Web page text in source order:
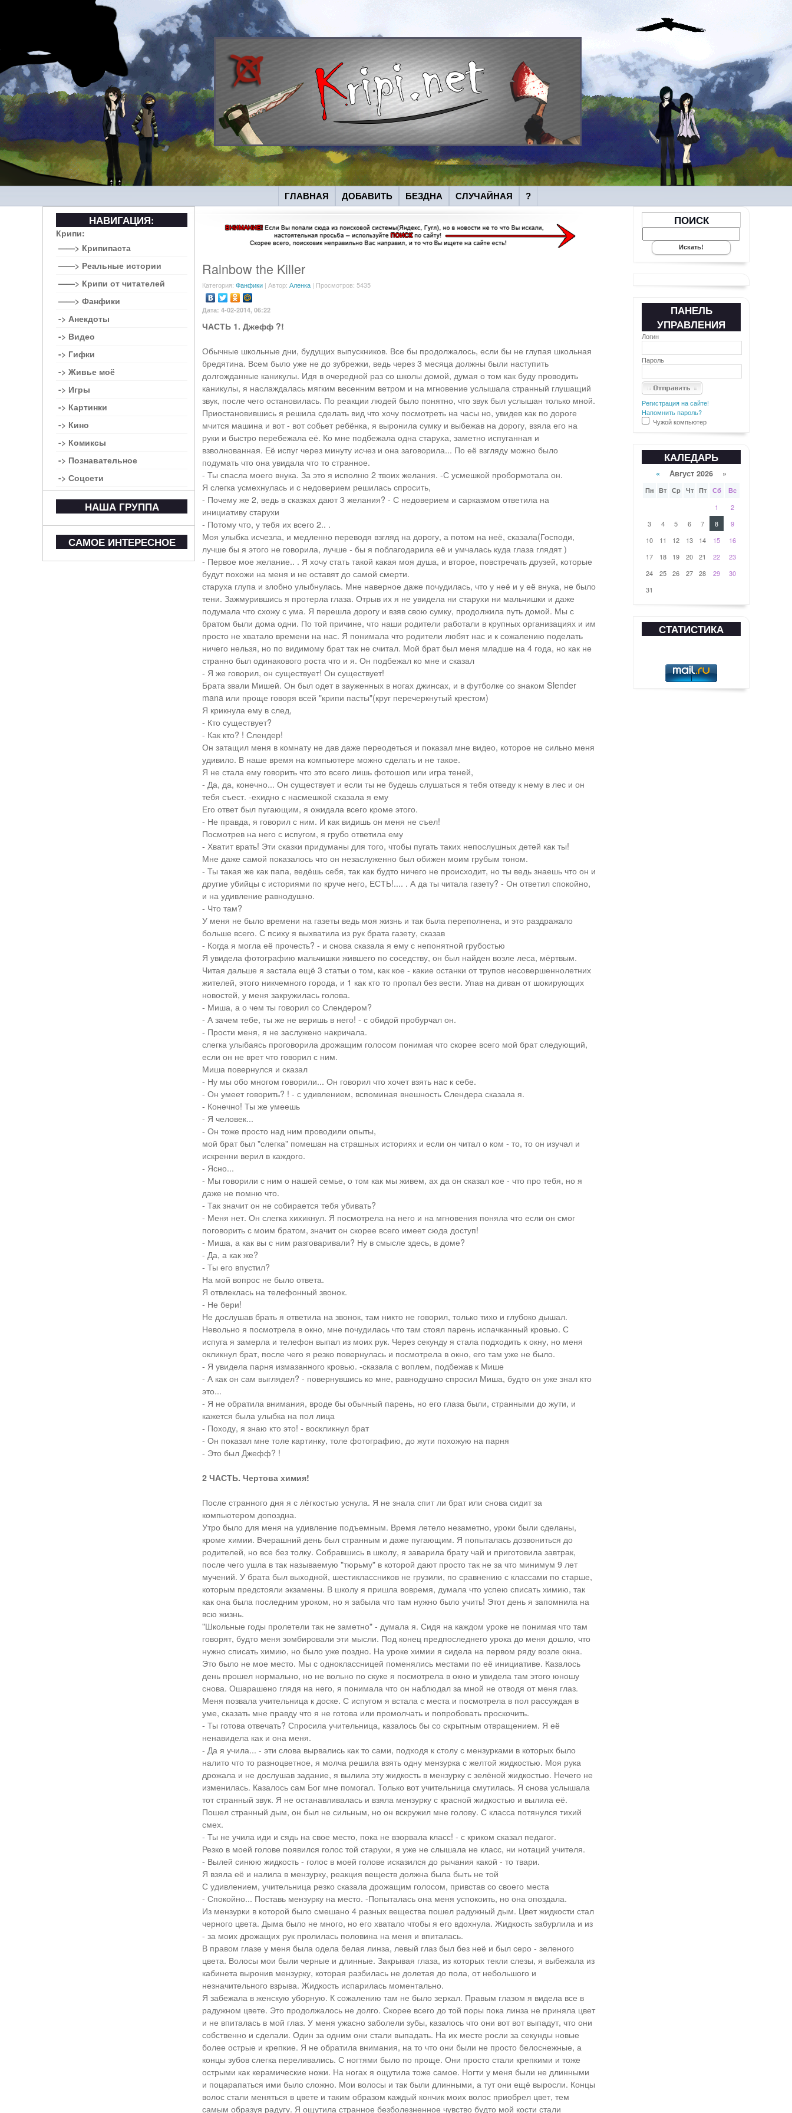
ГЛАВНАЯ ДОБАВИТЬ БЕЗДНА СЛУЧАЙНАЯ ?
Rainbow the Killer
Категория: Фанфики| Автор: Аленка| Просмотров: 5435
Дата: 4-02-2014, 06:22
ЧАСТЬ 1. Джефф ?!
Обычные школьные дни, будущих выпускников. Все бы продолжалось, если бы не глупая школьная
бредятина. Всем было уже не до зубрежки, ведь через 3 месяца должны были наступить
долгожданные каникулы. Идя в очередной раз со школы домой, думая о том как буду проводить
каникулы, я наслаждалась мягким весенним ветром и на мгновение услышала странный глушащий
звук, после чего остановилась. По реакции людей было понятно, что звук был услышан только мной.
Приостановившись я решила сделать вид что хочу посмотреть на часы но, увидев как по дороге
мчится машина и вот - вот собьет ребёнка, я выронила сумку и выбежав на дорогу, взяла его на
руки и быстро перебежала её. Ко мне подбежала одна старуха, заметно испуганная и
взволнованная. Её испуг через минуту исчез и она заговорила... По её взгляду можно было
подумать что она увидала что то странное.
- Ты спасла моего внука. За это я исполню 2 твоих желания. -С усмешкой пробормотала он.
Я слегка усмехнулась и с недоверием решилась спросить,
- Почему же 2, ведь в сказках дают 3 желания? - С недоверием и сарказмом ответила на
инициативу старухи
- Потому что, у тебя их всего 2.. .
Моя улыбка исчезла, и медленно переводя взгляд на дорогу, а потом на неё, сказала(Господи,
лучше бы я этого не говорила, лучше - бы я поблагодарила её и умчалась куда глаза глядят )
- Первое мое желание.. . Я хочу стать такой какая моя душа, и второе, повстречать друзей, которые
будут похожи на меня и не оставят до самой смерти.
старуха глупа и злобно улыбнулась. Мне наверное даже почудилась, что у неё и у её внука, не было
тени. Зажмурившись я протерла глаза. Отрыв их я не увидела ни старухи ни мальчишки и даже
подумала что схожу с ума. Я перешла дорогу и взяв свою сумку, продолжила путь домой. Мы с
братом были дома одни. По той причине, что наши родители работали в крупных организациях и им
просто не хватало времени на нас. Я понимала что родители любят нас и к сожалению поделать
ничего нельзя, но по видимому брат так не считал. Мой брат был меня младше на 4 года, но как не
странно был одинакового роста что и я. Он подбежал ко мне и сказал
- Я же говорил, он существует! Он существует!
Брата звали Мишей. Он был одет в зауженных в ногах джинсах, и в футболке со знаком Slender
mana или проще говоря всей "крипи пасты"(круг перечеркнутый крестом)
Я крикнула ему в след,
- Кто существует?
- Как кто? ! Слендер!
Он затащил меня в комнату не дав даже переодеться и показал мне видео, которое не сильно меня
удивило. В наше время на компьютере можно сделать и не такое.
Я не стала ему говорить что это всего лишь фотошоп или игра теней,
- Да, да, конечно... Он существует и если ты не будешь слушаться я тебя отведу к нему в лес и он
тебя съест. -ехидно с насмешкой сказала я ему
Его ответ был пугающим, я ожидала всего кроме этого.
- Не правда, я говорил с ним. И как видишь он меня не съел!
Посмотрев на него с испугом, я грубо ответила ему
- Хватит врать! Эти сказки придуманы для того, чтобы пугать таких непослушных детей как ты!
Мне даже самой показалось что он незаслуженно был обижен моим грубым тоном.
- Ты такая же как папа, ведёшь себя, так как будто ничего не происходит, но ты ведь знаешь что он и
другие убийцы с историями по круче него, ЕСТЬ!.... . А да ты читала газету? - Он ответил спокойно,
и на удивление равнодушно.
- Что там?
У меня не было времени на газеты ведь моя жизнь и так была переполнена, и это раздражало
больше всего. С психу я выхватила из рук брата газету, сказав
- Когда я могла её прочесть? - и снова сказала я ему с непонятной грубостью
Я увидела фотографию мальчишки жившего по соседству, он был найден возле леса, мёртвым.
Читая дальше я застала ещё 3 статьи о том, как кое - какие останки от трупов несовершеннолетних
жителей, этого никчемного города, и 1 как кто то пропал без вести. Упав на диван от шокирующих
новостей, у меня закружилась голова.
- Миша, а о чем ты говорил со Слендером?
- А зачем тебе, ты же не веришь в него! - с обидой пробурчал он.
- Прости меня, я не заслужено накричала.
слегка улыбаясь проговорила дрожащим голосом понимая что скорее всего мой брат следующий,
если он не врет что говорил с ним.
Миша повернулся и сказал
- Ну мы обо многом говорили... Он говорил что хочет взять нас к себе.
- Он умеет говорить? ! - с удивлением, вспоминая внешность Слендера сказала я.
- Конечно! Ты же умеешь
- Я человек...
- Он тоже просто над ним проводили опыты,
мой брат был "слегка" помешан на страшных историях и если он читал о ком - то, то он изучал и
искренни верил в каждого.
- Ясно...
- Мы говорили с ним о нашей семье, о том как мы живем, ах да он сказал кое - что про тебя, но я
даже не помню что.
- Так значит он не собирается тебя убивать?
- Меня нет. Он слегка хихикнул. Я посмотрела на него и на мгновения поняла что если он смог
поговорить с моим братом, значит он скорее всего имеет сюда доступ!
- Миша, а как вы с ним разговаривали? Ну в смысле здесь, в доме?
- Да, а как же?
- Ты его впустил?
На мой вопрос не было ответа.
Я отвлеклась на телефонный звонок.
- Не бери!
Не дослушав брать я ответила на звонок, там никто не говорил, только тихо и глубоко дышал.
Невольно я посмотрела в окно, мне почудилась что там стоял парень испачканный кровью. С
испуга я замерла и телефон выпал из моих рук. Через секунду я стала подходить к окну, но меня
окликнул брат, после чего я резко повернулась и посмотрела в окно, его там уже не было.
- Я увидела парня измазанного кровью. -сказала с воплем, подбежав к Мише
- А как он сам выглядел? - повернувш­ись ко мне, равнодушно спросил Миша, будто он уже знал кто
это...
- Я не обратила внимания, вроде бы обычный парень, но его глаза были, странными до жути, и
кажется была улыбка на пол лица
- Походу, я знаю кто это! - воскликнул брат
- Он показал мне толе картинку, толе фотографию, до жути похожую на парня
- Это был Джефф? !
2 ЧАСТЬ. Чертова химия!
После странного дня я с лёгкостью уснула. Я не знала спит ли брат или снова сидит за
компьютером допоздна.
Утро было для меня на удивление подъемным. Время летело незаметно, уроки были сделаны,
кроме химии. Вчерашний день был странным и даже пугающим. Я попыталась дозвониться до
родителей, но все без толку. Собравшись в школу, я заварила брату чай и приготовила завтрак,
после чего ушла в так называемую "тюрьму" в которой дают просто так не за что минимум 9 лет
мучений. У брата был выходной, шестиклассников не грузили, по сравнению с классами по старше,
которым предстояли экзамены. В школу я пришла вовремя, думала что успею списать химию, так
как она была последним уроком, но я забыла что там нужно было учить! Этот день я запомнила на
всю жизнь.
"Школьные годы пролетели так не заметно" - думала я. Сидя на каждом уроке не понимая что там
говорят, будто меня зомбировали эти мысли. Под конец предпоследнего урока до меня дошло, что
нужно списать химию, но было уже поздно. На уроке химии я сидела на первом ряду возле окна.
Это было не мое место. Мы с одноклассницей поменялись местами по её инициативе. Казалось
день прошел нормально, но не вольно по скуке я посмотрела в окно и увидела там этого юношу
снова. Ошарашено глядя на него, я понимала что он наблюдал за мной не отводя от меня глаз.
Меня позвала учительница к доске. С испугом я встала с места и посмотрела в пол рассуждая в
уме, сказать мне правду что я не готова или промолчать и попробовать проскочить.
- Ты готова отвечать? Спросила учительница, казалось бы со скрытным отвращением. Я её
ненавидела как и она меня.
- Да я учила... - эти слова вырвались как то сами, подходя к столу с мензурками в которых было
налито что то разноцветное, я молча решила взять одну мензурка с желтой жидкостью. Моя рука
дрожала и не дослушав задание, я вылила эту жидкость в мензурку с зелёной жидкостью. Нечего не
изменилась. Казалось сам Бог мне помогал. Только вот учительница смутилась. Я снова услышала
тот странный звук. Я не останавливалась и взяла мензурку с красной жидкостью и вылила её.
Пошел странный дым, он был не сильным, но он вскружил мне голову. С класса потянулся тихий
смех.
- Ты не учила иди и сядь на свое место, пока не взорвала класс! - с криком сказал педагог.
Резко в моей голове появился голос той старухи, я уже не слышала не класс, ни нотаций учителя.
- Вылей синюю жидкость - голос в моей голове исказился до рычания какой - то твари.
Я взяла её и налила в мензурку, реакция веществ должна была быть не той
С удивлением, учительница резко сказала дрожащим голосом, привстав со своего места
- Спокойно... Поставь мензурку на место. -Попыталась она меня успокоить, но она опоздала.
Из мензурки в которой было смешано 4 разных вещества пошел радужный дым. Цвет жидкости стал
черного цвета. Дыма было не много, но его хватало чтобы я его вдохнула. Жидкость забурлила и из
- за моих дрожащих рук пролилась половина на меня и впиталась.
В правом глазе у меня была одела белая линза, левый глаз был без неё и был серо - зеленого
цвета. Волосы мои были черные и длинные. Закрывая глаза, из которых текли слезы, я выбежала из
кабинета выронив мензурку, которая разбилась не долетая до пола, от небольшого и
незначительного взрыва. Жидкость испарилась моментально.
Я забежала в женскую уборную. К сожалению там не было зеркал. Правым глазом я видела все в
радужном цвете. Это продолжалось не долго. Скорее всего до той поры пока линза не приняла цвет
и не впиталась в мой глаз. У меня ужасно заболели зубы, казалось что они вот вот выпадут, что они
собственно и сделали. Один за одним они стали выпадать. На их месте росли за секунды новые
более острые и крепкие. Я не обратила внимания, на то что они были не просто белоснежные, а
концы зубов слегка переливались. С ногтями было по проще. Они просто стали крепкими и тоже
острыми как керамические ножи. На ногах я ощутила тоже самое. Ногти у меня были не длинными
и поцарапаться ими было сложно. Мои волосы и так были длинными, а тут они ещё выросли. Концы
волос стали меняться в цвете и таким образом каждый кончик моих волос приобрел цвет, тем
самым образуя радугу. Я ощутила странное безболезненное чувство будто мой кости стали
НАВИГАЦИЯ:
Крипи:
——> Крипипаста
——> Реальные истории
——> Крипи от читателей
——> Фанфики
-> Анекдоты
-> Видео
-> Гифки
-> Живье моё
-> Игры
-> Картинки
-> Кино
-> Комиксы
-> Познавательное
-> Соцсети
НАША ГРУППА
САМОЕ ИНТЕРЕСНОЕ
ПОИСК
ПАНЕЛЬ
УПРАВЛЕНИЯ
Логин
Пароль
Регистрация на сайте!
Напомнить пароль?
Чужой компьютер
КАЛЕДАРЬ
« Август 2026 »
Пн Вт Ср Чт Пт Сб Вс
1
2
3
4 5 6 7 8
9
10
11 12 13 14 15
16
17
18 19 20 21 22
23
24
25 26 27 28 29
30
31
СТАТИСТИКА